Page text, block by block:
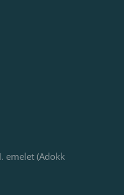
emelet (Adokk